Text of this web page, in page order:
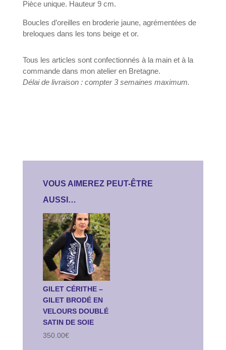
Pièce unique. Hauteur 9 cm.
Boucles d’oreilles en broderie jaune, agrémentées de
breloques dans les tons beige et or.
Tous les articles sont confectionnés à la main et à la
commande dans mon atelier en Bretagne.
Délai de livraison : compter 3 semaines maximum.
VOUS AIMEREZ PEUT-ÊTRE
AUSSI…
GILET CÉRITHE –
GILET BRODÉ EN
VELOURS DOUBLÉ
SATIN DE SOIE
350.00€